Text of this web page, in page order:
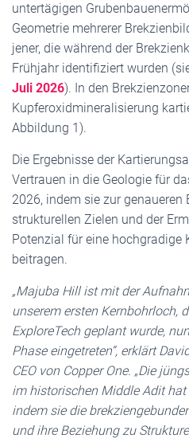
untertägigen
Geometrie mehrerer
jener, die während der
Frühjahr identifiziert wurden
Juli 2026). In den
Kupferoxidmineralisierung
Abbildung 1).
Die Ergebnisse der
Vertrauen in die Geologie für
2026, indem sie zur genaueren
strukturellen Zielen und der
Potenzial für eine hochgradige
beitragen.
„Majuba Hill ist mit der
unserem ersten Kernbohrloch,
ExploreTech geplant wurde,
Phase eingetreten“, erklärt
CEO von Copper One. „Die
im historischen Middle Adit
indem sie die
und ihre Beziehung zu